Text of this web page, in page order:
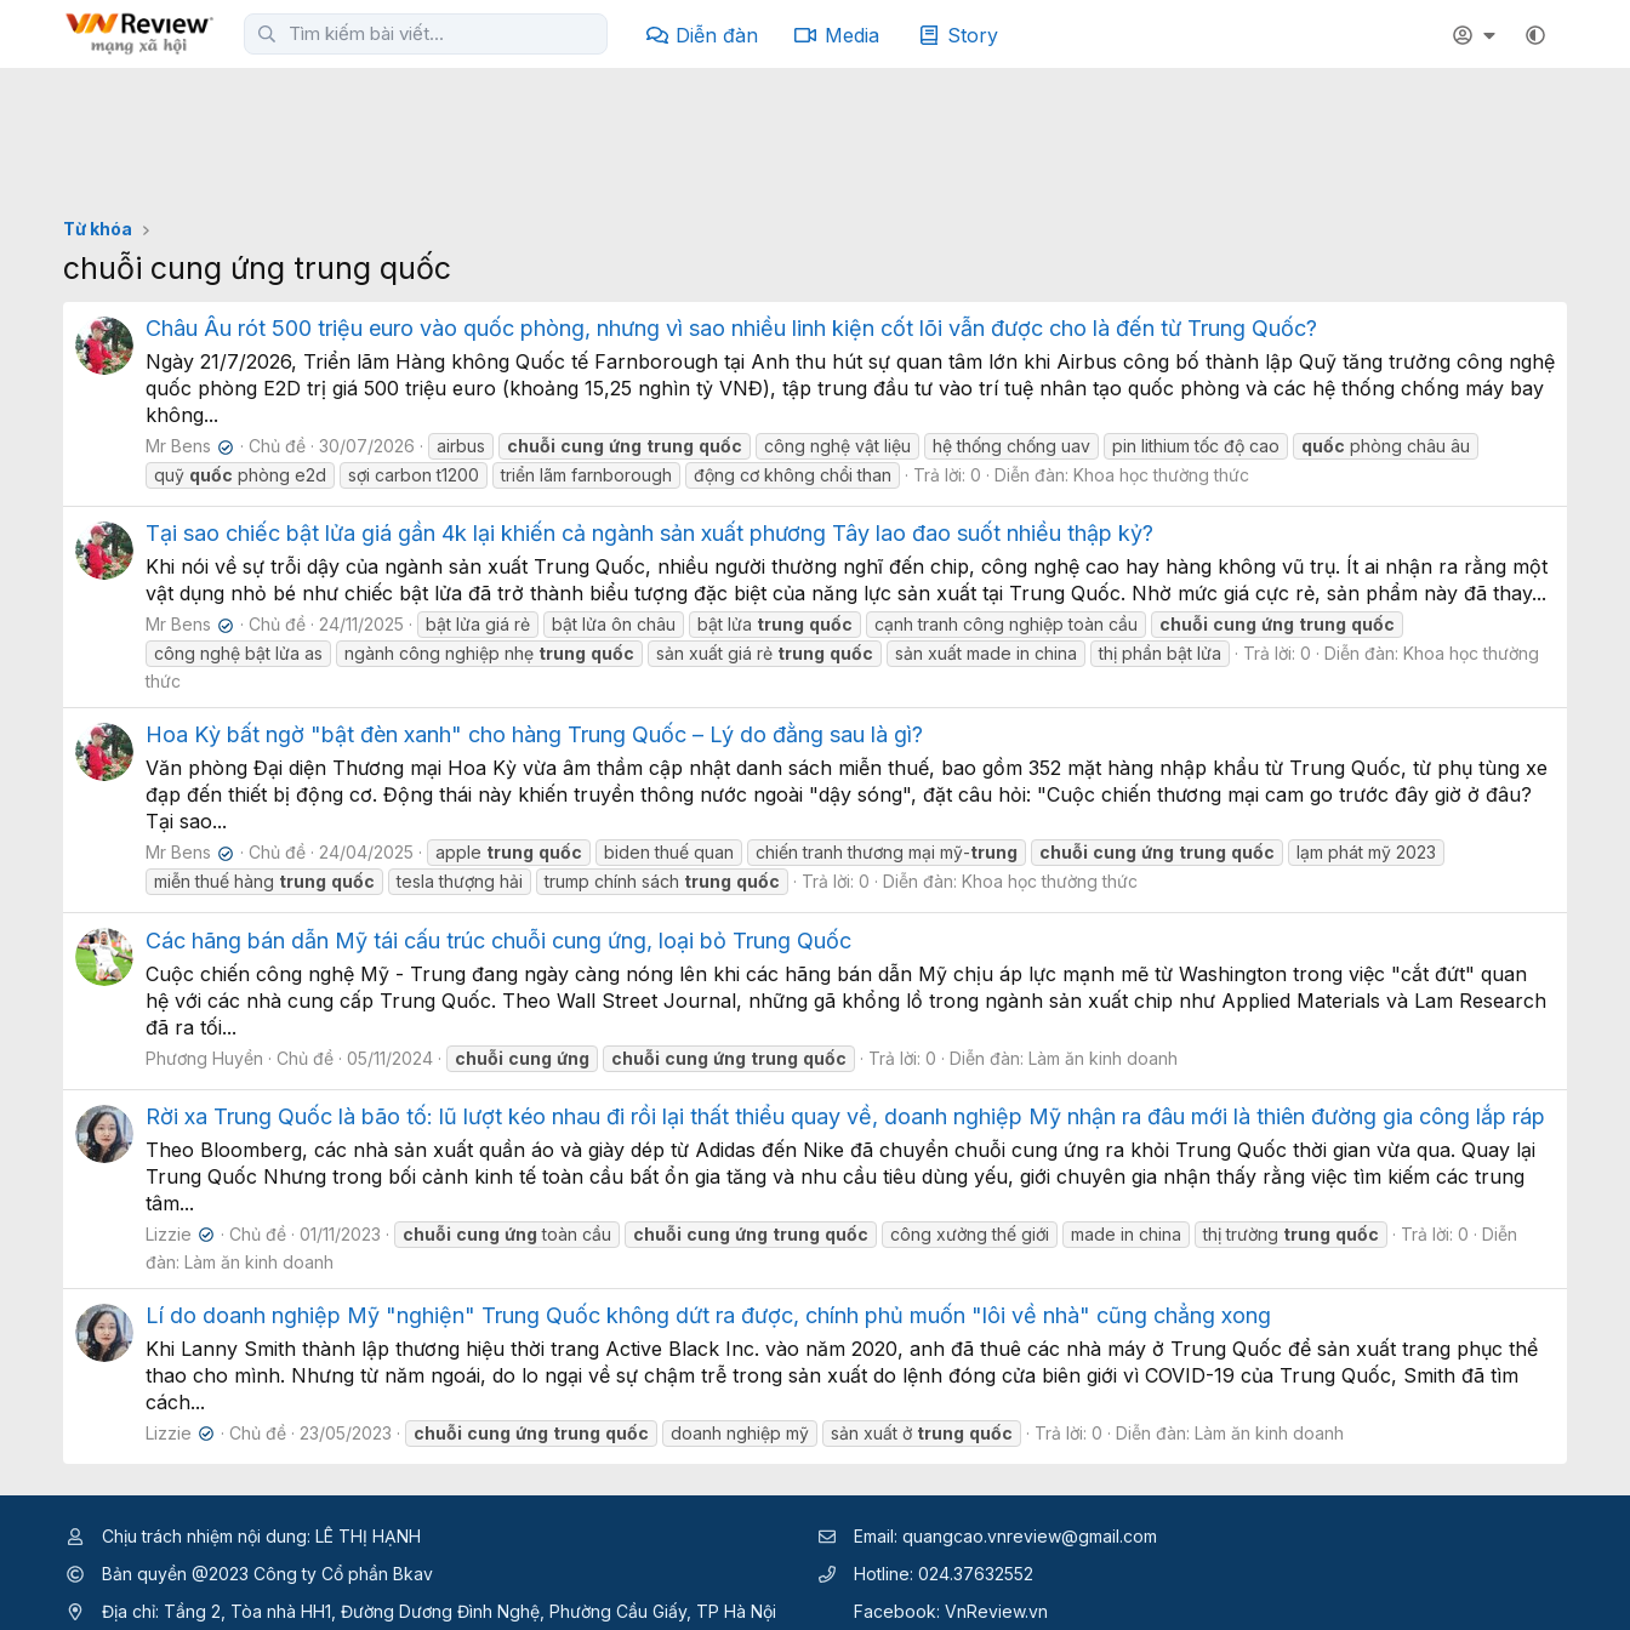
Diễn đàn Media Story
Từ khóa
chuỗi cung ứng trung quốc
Châu Âu rót 500 triệu euro vào quốc phòng, nhưng vì sao nhiều linh kiện cốt lõi vẫn được cho là đến từ Trung Quốc?
Ngày 21/7/2026, Triển lãm Hàng không Quốc tế Farnborough tại Anh thu hút sự quan tâm lớn khi Airbus công bố thành lập Quỹ tăng trưởng công nghệ
quốc phòng E2D trị giá 500 triệu euro (khoảng 15,25 nghìn tỷ VNĐ), tập trung đầu tư vào trí tuệ nhân tạo quốc phòng và các hệ thống chống máy bay
không...
Mr Bens ✔ Chủ đề 30/07/2026 airbus chuỗi cung ứng trung quốc công nghệ vật liệu hệ thống chống uav pin lithium tốc độ cao quốc phòng châu âu
quỹ quốc phòng e2d sợi carbon t1200 triển lãm farnborough động cơ không chổi than Trả lời: 0 Diễn đàn: Khoa học thường thức
Tại sao chiếc bật lửa giá gần 4k lại khiến cả ngành sản xuất phương Tây lao đao suốt nhiều thập kỷ?
Khi nói về sự trỗi dậy của ngành sản xuất Trung Quốc, nhiều người thường nghĩ đến chip, công nghệ cao hay hàng không vũ trụ. Ít ai nhận ra rằng một
vật dụng nhỏ bé như chiếc bật lửa đã trở thành biểu tượng đặc biệt của năng lực sản xuất tại Trung Quốc. Nhờ mức giá cực rẻ, sản phẩm này đã thay...
Mr Bens ✔ Chủ đề 24/11/2025 bật lửa giá rẻ bật lửa ôn châu bật lửa trung quốc cạnh tranh công nghiệp toàn cầu chuỗi cung ứng trung quốc
công nghệ bật lửa as
ngành công nghiệp nhẹ trung quốc sản xuất giá rẻ trung quốc sản xuất made in china thị phần bật lửa Trả lời: 0 Diễn đàn: Khoa học thường
thức
Hoa Kỳ bất ngờ "bật đèn xanh" cho hàng Trung Quốc – Lý do đằng sau là gì?
Văn phòng Đại diện Thương mại Hoa Kỳ vừa âm thầm cập nhật danh sách miễn thuế, bao gồm 352 mặt hàng nhập khẩu từ Trung Quốc, từ phụ tùng xe
đạp đến thiết bị động cơ. Động thái này khiến truyền thông nước ngoài "dậy sóng", đặt câu hỏi: "Cuộc chiến thương mại cam go trước đây giờ ở đâu?
Tại sao...
Mr Bens ✔ Chủ đề 24/04/2025 apple trung quốc biden thuế quan chiến tranh thương mại mỹ-trung chuỗi cung ứng trung quốc
lạm phát mỹ 2023
miễn thuế hàng trung quốc tesla thượng hải trump chính sách trung quốc Trả lời: 0 Diễn đàn: Khoa học thường thức
Các hãng bán dẫn Mỹ tái cấu trúc chuỗi cung ứng, loại bỏ Trung Quốc
Cuộc chiến công nghệ Mỹ - Trung đang ngày càng nóng lên khi các hãng bán dẫn Mỹ chịu áp lực mạnh mẽ từ Washington trong việc "cắt đứt" quan
hệ với các nhà cung cấp Trung Quốc. Theo Wall Street Journal, những gã khổng lồ trong ngành sản xuất chip như Applied Materials và Lam Research
đã ra tối...
Phương Huyền Chủ đề 05/11/2024 chuỗi cung ứng chuỗi cung ứng trung quốc Trả lời: 0 Diễn đàn: Làm ăn kinh doanh
Rời xa Trung Quốc là bão tố: lũ lượt kéo nhau đi rồi lại thất thiểu quay về, doanh nghiệp Mỹ nhận ra đâu mới là thiên đường gia công lắp ráp
Theo Bloomberg, các nhà sản xuất quần áo và giày dép từ Adidas đến Nike đã chuyển chuỗi cung ứng ra khỏi Trung Quốc thời gian vừa qua. Quay lại
Trung Quốc Nhưng trong bối cảnh kinh tế toàn cầu bất ổn gia tăng và nhu cầu tiêu dùng yếu, giới chuyên gia nhận thấy rằng việc tìm kiếm các trung
tâm...
Lizzie ✔ Chủ đề 01/11/2023 chuỗi cung ứng toàn cầu chuỗi cung ứng trung quốc công xưởng thế giới made in china thị trường trung quốc Trả lời: 0
Diễn
đàn: Làm ăn kinh doanh
Lí do doanh nghiệp Mỹ "nghiện" Trung Quốc không dứt ra được, chính phủ muốn "lôi về nhà" cũng chẳng xong
Khi Lanny Smith thành lập thương hiệu thời trang Active Black Inc. vào năm 2020, anh đã thuê các nhà máy ở Trung Quốc để sản xuất trang phục thể
thao cho mình. Nhưng từ năm ngoái, do lo ngại về sự chậm trễ trong sản xuất do lệnh đóng cửa biên giới vì COVID-19 của Trung Quốc, Smith đã tìm
cách...
Lizzie ✔ Chủ đề 23/05/2023 chuỗi cung ứng trung quốc doanh nghiệp mỹ sản xuất ở trung quốc Trả lời: 0 Diễn đàn:Làm ăn kinh doanh
Chịu trách nhiệm nội dung: LÊ THỊ HẠNH
Bản quyền @2023 Công ty Cổ phần Bkav
Địa chỉ: Tầng 2, Tòa nhà HH1, Đường Dương Đình Nghệ, Phường Cầu Giấy, TP Hà Nội
Email: quangcao.vnreview@gmail.com
Hotline: 024.37632552
Facebook: VnReview.vn